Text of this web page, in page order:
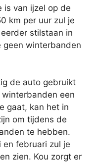
is van ijzel op de
km per uur zul je
stilstaan in
geen winterbanden
de auto gebruikt
een
gaat, kan het in
om tijdens de
te hebben.
en februari zul je
zien. Kou zorgt er